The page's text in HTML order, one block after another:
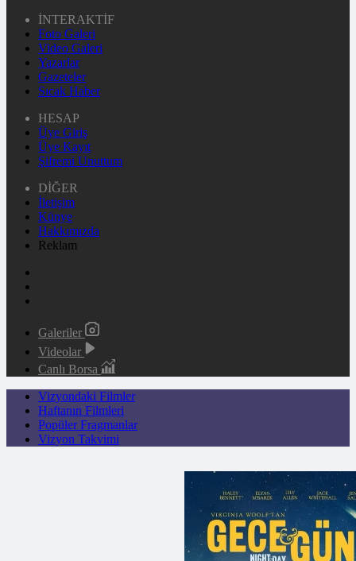
İNTERAKTİF
Foto Galeri
Video Galeri
Yazarlar
Gazeteler
Sıcak Haber
HESAP
Üye Giriş
Üye Kayıt
Şifremi Unuttum
DİĞER
İletişim
Künye
Hakkımızda
Reklam
Galeriler
Videolar
Canlı Borsa
Vizyondaki Filmler
Haftanın Filmleri
Popüler Fragmanlar
Vizyon Takvimi